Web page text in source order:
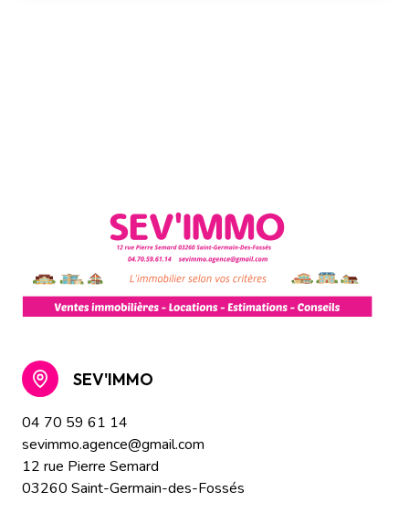
SEV'IMMO
04 70 59 61 14
sevimmo.agence@gmail.com
12 rue Pierre Semard
03260 Saint-Germain-des-Fossés